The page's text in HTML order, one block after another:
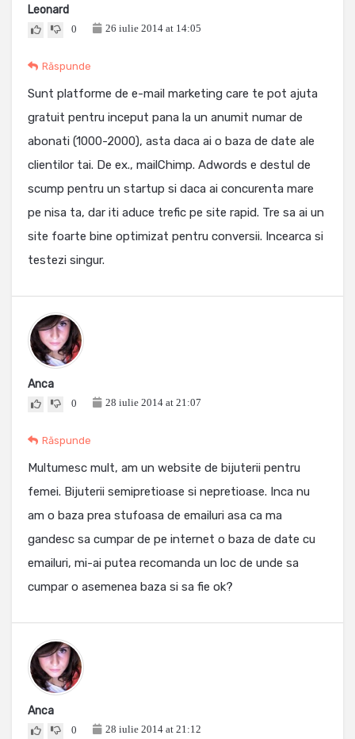
Leonard
0 26 iulie 2014 at 14:05
Răspunde
Sunt platforme de e-mail marketing care te pot ajuta
gratuit pentru inceput pana la un anumit numar de
abonati (1000-2000), asta daca ai o baza de date ale
clientilor tai. De ex., mailChimp. Adwords e destul de
scump pentru un startup si daca ai concurenta mare
pe nisa ta, dar iti aduce trefic pe site rapid. Tre sa ai un
site foarte bine optimizat pentru conversii. Incearca si
testezi singur.
Anca
0 28 iulie 2014 at 21:07
Răspunde
Multumesc mult, am un website de bijuterii pentru
femei. Bijuterii semipretioase si nepretioase. Inca nu
am o baza prea stufoasa de emailuri asa ca ma
gandesc sa cumpar de pe internet o baza de date cu
emailuri, mi-ai putea recomanda un loc de unde sa
cumpar o asemenea baza si sa fie ok?
Anca
0 28 iulie 2014 at 21:12